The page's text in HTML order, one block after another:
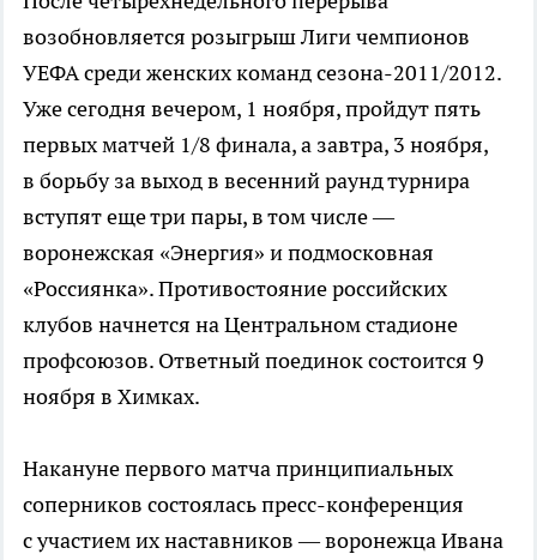
возобновляется розыгрыш Лиги чемпионов
УЕФА среди женских командсезона-2011/2012.
Уже сегодня вечером, 1 ноября, пройдут пять
первых матчей 1/8 финала, а завтра, 3 ноября,
в борьбу за выход в весенний раунд турнира
вступят еще три пары, в том числе —
воронежская «Энергия» и подмосковная
«Россиянка». Противостояние российских
клубов начнется на Центральном стадионе
профсоюзов. Ответный поединок состоится 9
ноября в Химках.
Накануне первого матча принципиальных
соперников состояласьпресс-конференция
с участием их наставников — воронежца Ивана